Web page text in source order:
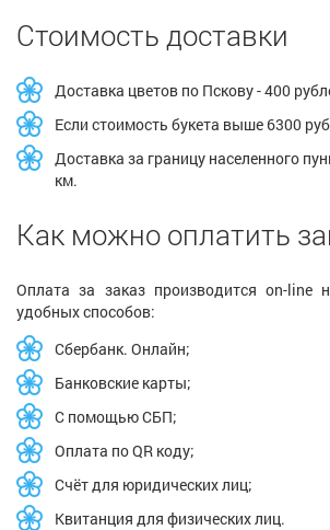
Стоимость доставки
Доставка цветов по Пскову - 400
Если стоимость букета выше 6300
Доставка за границу населенного
км.
Как можно оплатить
Оплата за заказ производится on-line
удобных способов:
Сбербанк. Онлайн;
Банковские карты;
С помощью СБП;
Оплата по QR коду;
Счёт для юридических лиц;
Квитанция для физических лиц.